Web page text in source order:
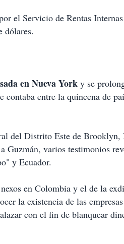
el Servicio de Rentas
dólares.
en Nueva York y se
entre la quincena de
del Distrito Este de
Guzmán, varios testimonios
y Ecuador.
en Colombia y el de la
la existencia de las
con el fin de blanquear